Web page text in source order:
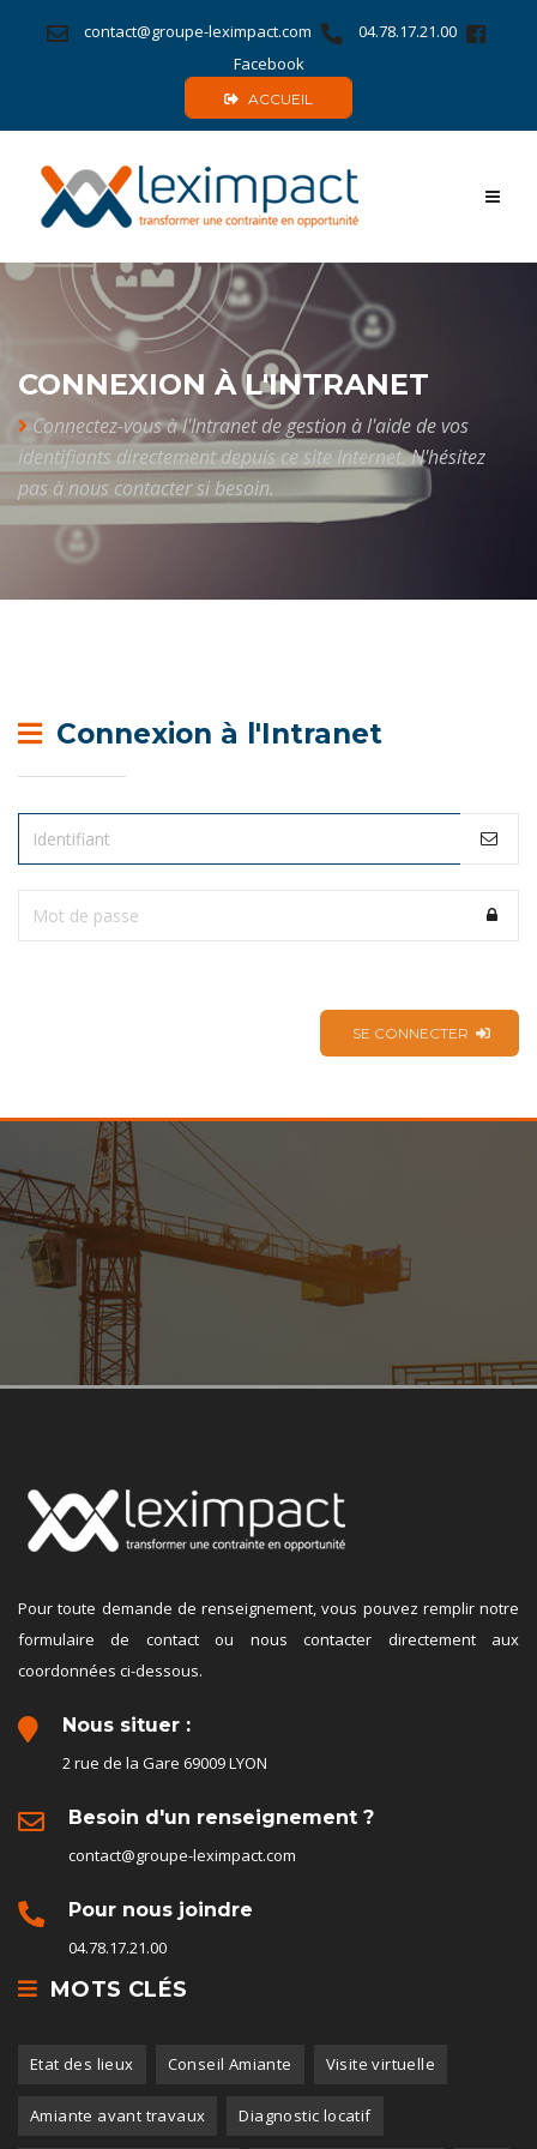
contact@groupe-leximpact.com
04.78.17.21.00
Facebook
ACCUEIL
CONNEXION À L'INTRANET
Connectez-vous à l'Intranet de gestion à l'aide de vos
identifiants directement depuis ce site Internet. N'hésitez
pas à nous contacter si besoin.
Connexion à l'Intranet
Pour toute demande de renseignement, vous pouvez remplir notre
formulaire de contact ou nous contacter directement aux
coordonnées ci-dessous.
Nous situer :
2 rue de la Gare 69009 LYON
Besoin d'un renseignement ?
contact@groupe-leximpact.com
Pour nous joindre
04.78.17.21.00
MOTS CLÉS
Etat des lieux Conseil Amiante Visite virtuelle
Amiante avant travaux Diagnostic locatif